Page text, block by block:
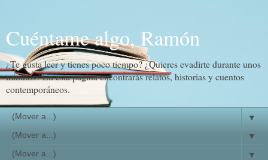
Cuéntame algo, Ramón
¿Te gusta leer y tienes poco tiempo? ¿Quieres evadirte durante unos
minutos? En esta página encontrarás relatos, historias y cuentos
contemporáneos.
▼
▼
▼